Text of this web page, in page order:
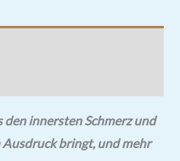
den innersten Schmerz und
Ausdruck bringt, und mehr